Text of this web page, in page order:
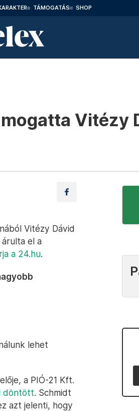
TÁMOGATÁS SHOP
Vitézy
Vitézy Dávid
el a
a 24.hu.
lehet
a PIÓ-21 Kft.
döntött. Schmidt
azt jelenti, hogy